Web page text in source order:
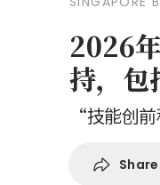
2026
持，包
“技能创
Share